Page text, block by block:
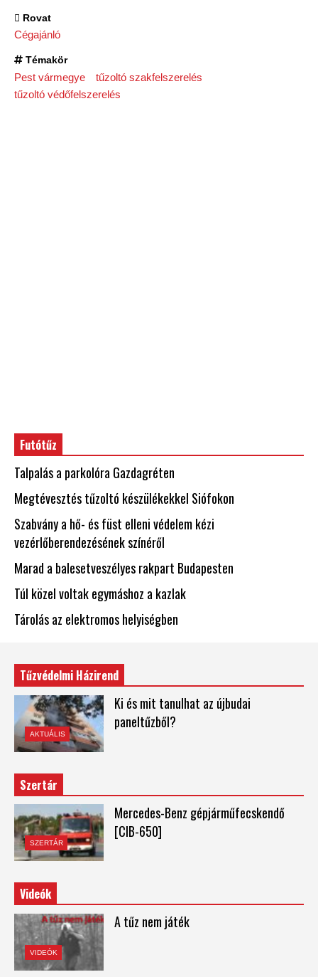
Rovat
Cégajánló
Témakör
Pest vármegye
tűzoltó szakfelszerelés
tűzoltó védőfelszerelés
Futótűz
Talpalás a parkolóra Gazdagréten
Megtévesztés tűzoltó készülékekkel Siófokon
Szabvány a hő- és füst elleni védelem kézi
vezérlőberendezésének színéről
Marad a balesetveszélyes rakpart Budapesten
Túl közel voltak egymáshoz a kazlak
Tárolás az elektromos helyiségben
Tűzvédelmi Házirend
AKTUÁLIS
Ki és mit tanulhat az újbudai
paneltűzből?
Szertár
SZERTÁR
Mercedes-Benz gépjárműfecskendő
[CIB-650]
Videók
VIDEÓK
A tűz nem játék